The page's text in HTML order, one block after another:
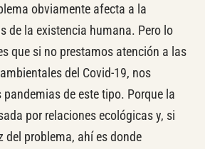
obviamente afecta a la
de la existencia humana. Pero lo
que si no prestamos atención a las
del Covid-19, nos
de este tipo. Porque la
por relaciones ecológicas y, si
del problema, ahí es donde